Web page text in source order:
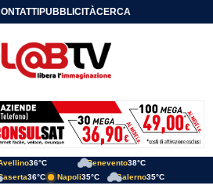
PUBBLICITÀCERCA
36°C Benevento38°C
36°C Napoli35°C Salerno35°C